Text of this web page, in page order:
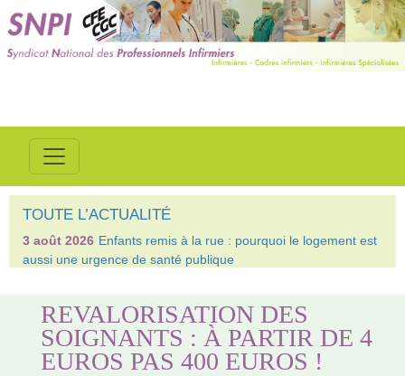
TOUTE L’ACTUALITÉ
3 août 2026 Enfants remis à la rue : pourquoi le logement est
aussi une urgence de santé publique
REVALORISATION DES
SOIGNANTS : À PARTIR DE 4
EUROS PAS 400 EUROS !